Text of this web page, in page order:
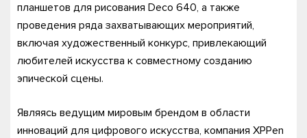
планшетов для рисования Deco 640, а также
проведения ряда захватывающих мероприятий,
включая художественный конкурс, привлекающий
любителей искусства к совместному созданию
эпической сцены.
Являясь ведущим мировым брендом в области
инноваций для цифрового искусства, компания XPPen